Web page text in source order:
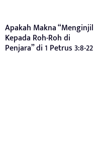
Apakah Makna “Menginjil
Kepada Roh-Roh di
Penjara” di 1 Petrus 3:8-22